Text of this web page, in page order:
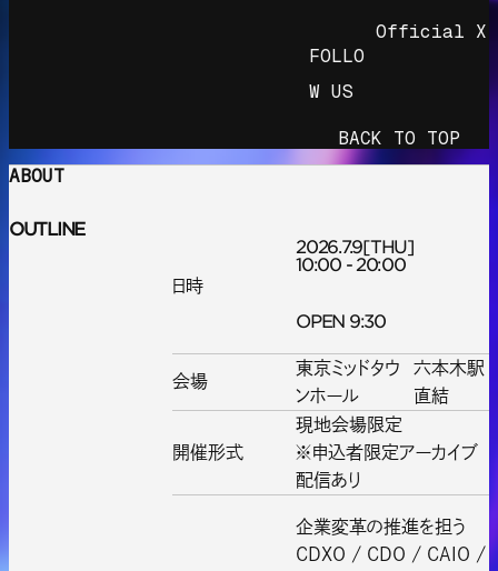
FOLLO
W US
Official X
BACK TO TOP
ABOUT
OUTLINE
日時
2026.7.9[THU]
10:00 - 20:00
OPEN 9:30
会場
東京ミッドタウ
ンホール
六本木駅
直結
開催形式
現地会場限定
※申込者限定アーカイブ
配信あり
企業変革の推進を担う
CDXO / CDO / CAIO /